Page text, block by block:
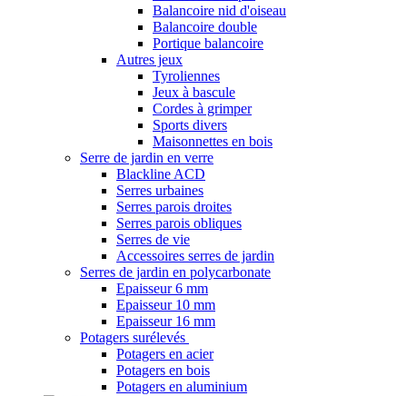
Balancoire nid d'oiseau
Balancoire double
Portique balancoire
Autres jeux
Tyroliennes
Jeux à bascule
Cordes à grimper
Sports divers
Maisonnettes en bois
Serre de jardin en verre
Blackline ACD
Serres urbaines
Serres parois droites
Serres parois obliques
Serres de vie
Accessoires serres de jardin
Serres de jardin en polycarbonate
Epaisseur 6 mm
Epaisseur 10 mm
Epaisseur 16 mm
Potagers surélevés
Potagers en acier
Potagers en bois
Potagers en aluminium